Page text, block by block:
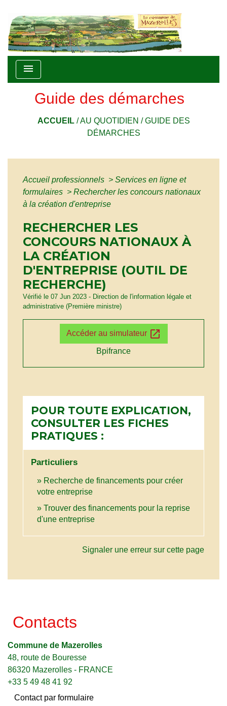
menu
Guide des démarches
ACCUEIL/AU QUOTIDIEN /GUIDE DES
DÉMARCHES
Accueil professionnels > Services en ligne et
formulaires > Rechercher les concours nationaux
à la création d'entreprise
RECHERCHER LES
CONCOURS NATIONAUX À
LA CRÉATION
D'ENTREPRISE (OUTIL DE
RECHERCHE)
Vérifié le 07 Jun 2023 - Direction de l'information légale et
administrative (Première ministre)
Accéder au simulateur open_in_new
Bpifrance
POUR TOUTE EXPLICATION,
CONSULTER LES FICHES
PRATIQUES :
Particuliers
Recherche de financements pour créer
votre entreprise
Trouver des financements pour la reprise
d'une entreprise
Signaler une erreur sur cette page
Contacts
Commune de Mazerolles
48, route de Bouresse
86320 Mazerolles - FRANCE
+33 5 49 48 41 92
Contact par formulaire